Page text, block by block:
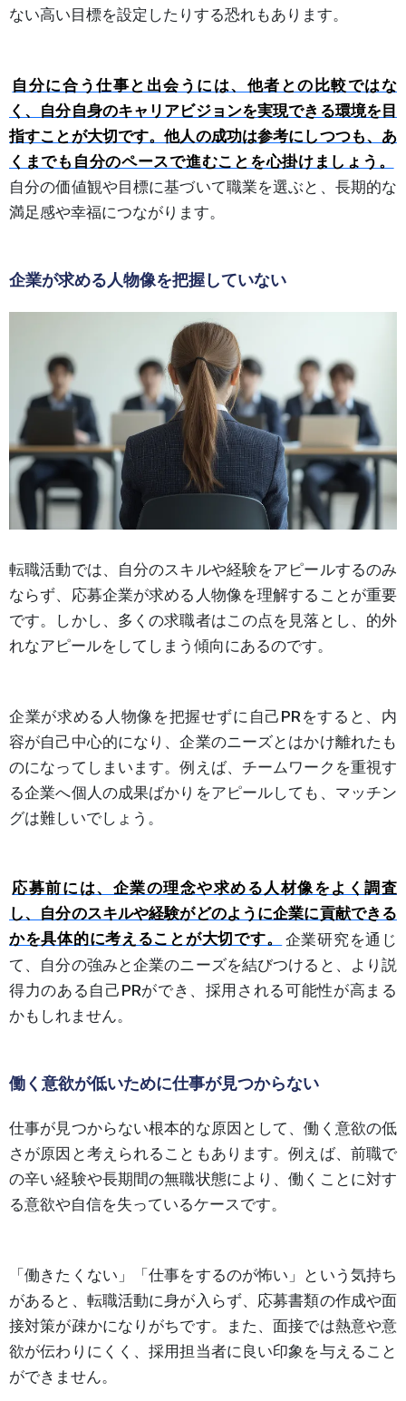
ない高い目標を設定したりする恐れもあります。
自分に合う仕事と出会うには、他者との比較ではな
く、自分自身のキャリアビジョンを実現できる環境を目
指すことが大切です。他人の成功は参考にしつつも、あ
くまでも自分のペースで進むことを心掛けましょう。
自分の価値観や目標に基づいて職業を選ぶと、長期的な
満足感や幸福につながります。
企業が求める人物像を把握していない
転職活動では、自分のスキルや経験をアピールするのみ
ならず、応募企業が求める人物像を理解することが重要
です。しかし、多くの求職者はこの点を見落とし、的外
れなアピールをしてしまう傾向にあるのです。
企業が求める人物像を把握せずに自己PRをすると、内
容が自己中心的になり、企業のニーズとはかけ離れたも
のになってしまいます。例えば、チームワークを重視す
る企業へ個人の成果ばかりをアピールしても、マッチン
グは難しいでしょう。
応募前には、企業の理念や求める人材像をよく調査
し、自分のスキルや経験がどのように企業に貢献できる
かを具体的に考えることが大切です。
企業研究を通じ
て、自分の強みと企業のニーズを結びつけると、より説
得力のある自己PRができ、採用される可能性が高まる
かもしれません。
働く意欲が低いために仕事が見つからない
仕事が見つからない根本的な原因として、働く意欲の低
さが原因と考えられることもあります。例えば、前職で
の辛い経験や長期間の無職状態により、働くことに対す
る意欲や自信を失っているケースです。
「働きたくない」「仕事をするのが怖い」という気持ち
があると、転職活動に身が入らず、応募書類の作成や面
接対策が疎かになりがちです。また、面接では熱意や意
欲が伝わりにくく、採用担当者に良い印象を与えること
ができません。